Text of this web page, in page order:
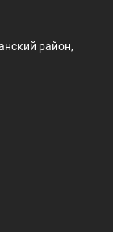
район,